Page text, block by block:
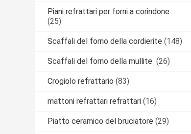
Piani refrattari per forni a corindone
(25)
Scaffali del forno della cordierite (148)
Scaffali del forno della mullite (26)
Crogiolo refrattario (83)
mattoni refrattari refrattari (16)
Piatto ceramico del bruciatore (29)